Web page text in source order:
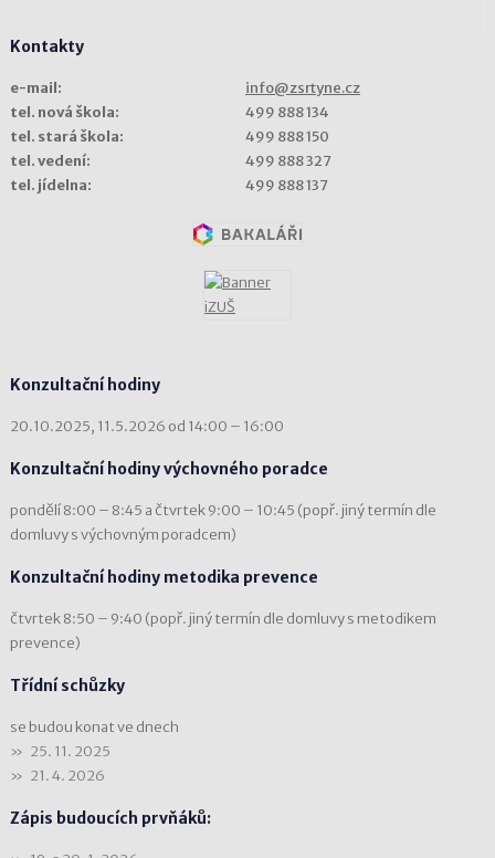
Kontakty
e-mail:
info@zsrtyne.cz
tel. nová škola:
499 888 134
tel. stará škola:
499 888 150
tel. vedení:
499 888 327
tel. jídelna:
499 888 137
Konzultační hodiny
20.10.2025, 11.5.2026 od 14:00 – 16:00
Konzultační hodiny výchovného poradce
pondělí 8:00 – 8:45 a čtvrtek 9:00 – 10:45 (popř. jiný termín dle
domluvy s výchovným poradcem)
Konzultační hodiny metodika prevence
čtvrtek 8:50 – 9:40 (popř. jiný termín dle domluvy s metodikem
prevence)
Třídní schůzky
se budou konat ve dnech
25. 11. 2025
21. 4. 2026
Zápis budoucích prvňáků: